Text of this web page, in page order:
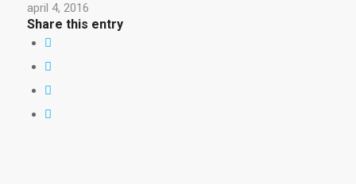
april 4, 2016
Share this entry